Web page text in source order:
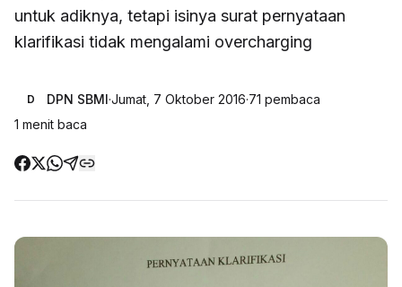
untuk adiknya, tetapi isinya surat pernyataan
klarifikasi tidak mengalami overcharging
D DPN SBMI·Jumat, 7 Oktober 2016·71 pembaca
1 menit baca